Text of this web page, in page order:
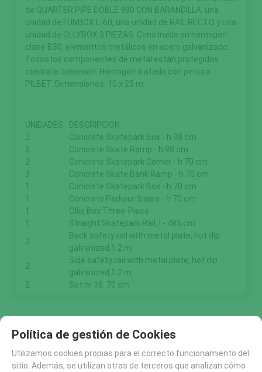
de QUARTER PIPE DOBLE 980 CON BARANDILLA, una
unidad de FUNBOX L-60, una unidad de RAIL RECTO y una
unidad de OLLYBOX 3 PIEZAS. Construido en hormigón
clase B30, elementos metálicos en acero galvanizado.
Todos los componentes de metal están protegidos
contra la corrosión. Hormigón tratado con pintura
PILBET. Dimensiones: 10 x 25 m.
UNIDADES
DESCRIPCION
2
Concrete Skatepark Box - h 98 cm
2
Concrete Skate Ramp - h 98 cm
2
Concrete Skatepark Corner - h 70 cm
3
Concrete Skate Bank Ramp - h 70 cm
1
Concrete Skatepark Box - h 70 cm
1
Concrete Parkour Stairs - h 70 cm
1
Ollie Box Three-Piece
1
Straight Skatepark Rail, l - 485 cm
2
Back safety rail with metal plate, hot dip
galvanized,1.2 m.
2
Side safety rail with metal plate, hot dip
galvanized,1.2 m.
2
Set nr 16. 70 cm
FAMILIAS RELACIONADAS
PISTAS SKATE HORMIGON PREFABRICADO
Política de gestión de Cookies
Utilizamos cookies propias para el correcto funcionamiento del
sitio. Además, se utilizan otras de terceros que analizan cómo